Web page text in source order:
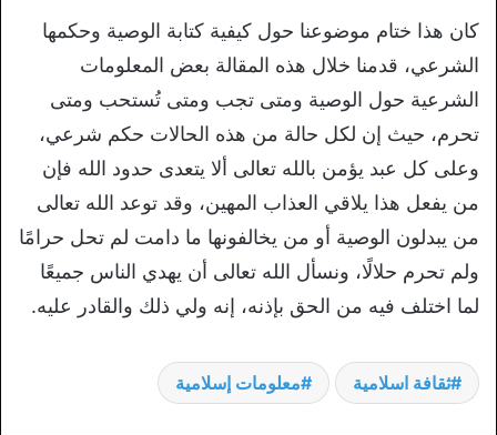
كان هذا ختام موضوعنا حول كيفية كتابة الوصية وحكمها
الشرعي، قدمنا خلال هذه المقالة بعض المعلومات
الشرعية حول الوصية ومتى تجب ومتى تُستحب ومتى
تحرم، حيث إن لكل حالة من هذه الحالات حكم شرعي،
وعلى كل عبد يؤمن بالله تعالى ألا يتعدى حدود الله فإن
من يفعل هذا يلاقي العذاب المهين، وقد توعد الله تعالى
من يبدلون الوصية أو من يخالفونها ما دامت لم تحل حرامًا
ولم تحرم حلالًا، ونسأل الله تعالى أن يهدي الناس جميعًا
لما اختلف فيه من الحق بإذنه، إنه ولي ذلك والقادر عليه.
ثقافة اسلامية معلومات إسلامية